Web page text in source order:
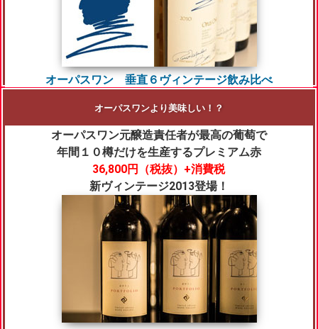
オーパスワン 垂直６ヴィンテージ飲み比べ
オーパスワンより美味しい！？
オーパスワン元醸造責任者が最高の葡萄で
年間１０樽だけを生産するプレミアム赤
36,800円（税抜）+消費税
新ヴィンテージ2013登場！